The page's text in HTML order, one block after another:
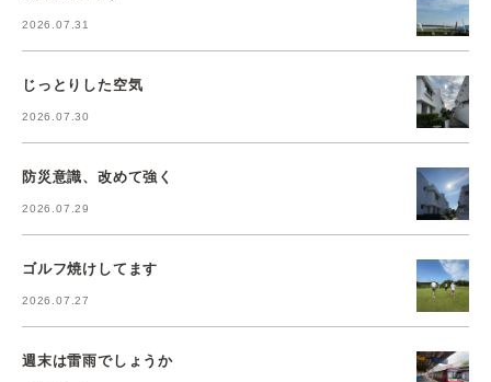
2026.07.31
じっとりした空気
2026.07.30
防災意識、改めて強く
2026.07.29
ゴルフ焼けしてます
2026.07.27
週末は雷雨でしょうか